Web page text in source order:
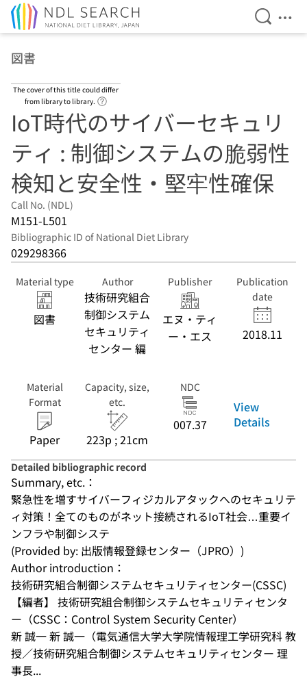
Open
図書
The cover of this title could differ
from library to library.
IoT時代のサイバーセキュリ
ティ : 制御システムの脆弱性
検知と安全性・堅牢性確保
Call No. (NDL)
M151-L501
Bibliographic ID of National Diet Library
029298366
Material type
図書
Author
技術研究組合
制御システム
セキュリティ
センター 編
Publisher
エヌ・ティ
ー・エス
Publication
date
2018.11
Material
Format
Paper
Capacity, size,
etc.
223p ; 21cm
NDC
007.37
View
Details
Detailed bibliographic record
Summary, etc.：
緊急性を増すサイバーフィジカルアタックへのセキュリテ
ィ対策！全てのものがネット接続されるIoT社会…重要イ
ンフラや制御システ
(Provided by: 出版情報登録センター（JPRO）)
Author introduction：
技術研究組合制御システムセキュリティセンター(CSSC)
【編者】 技術研究組合制御システムセキュリティセンタ
ー（CSSC：Control System Security Center）
新 誠一 新 誠一（電気通信大学大学院情報理工学研究科 教
授／技術研究組合制御システムセキュリティセンター 理
事長...